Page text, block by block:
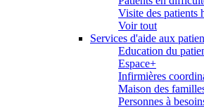
Visite des patients
Voir tout
Services d'aide aux
Education du
Espace+
Infirmières
Maison des
Personnes à